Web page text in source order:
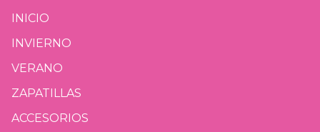
INICIO
INVIERNO
VERANO
ZAPATILLAS
ACCESORIOS